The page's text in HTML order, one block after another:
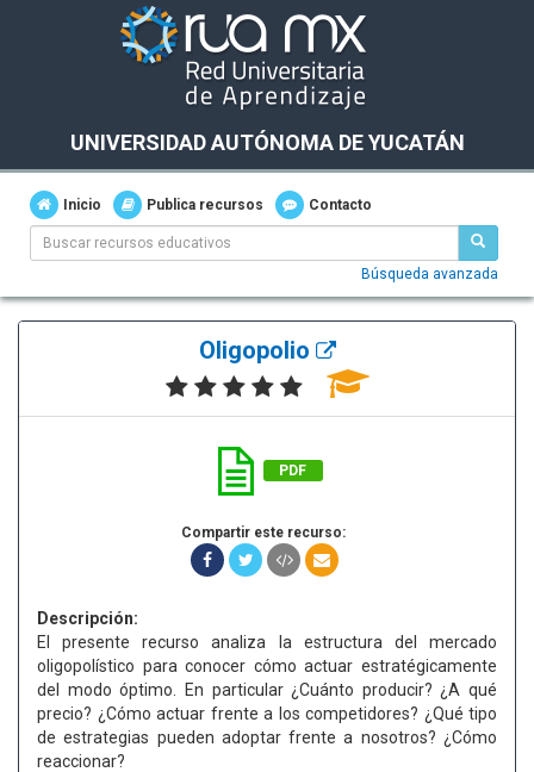
UNIVERSIDAD AUTÓNOMA DE YUCATÁN
Inicio Publica recursos Contacto
Búsqueda avanzada
Oligopolio
PDF
Compartir este recurso:
Descripción:
El presente recurso analiza la estructura del mercado
oligopolístico para conocer cómo actuar estratégicamente
del modo óptimo. En particular ¿Cuánto producir? ¿A qué
precio? ¿Cómo actuar frente a los competidores? ¿Qué tipo
de estrategias pueden adoptar frente a nosotros? ¿Cómo
reaccionar?